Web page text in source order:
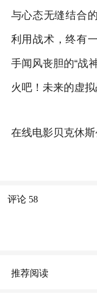
与心态无缝结合
利用战术，终有
手闻风丧胆的“战
火吧！未来的虚
在线电影贝克休
评论 58
推荐阅读